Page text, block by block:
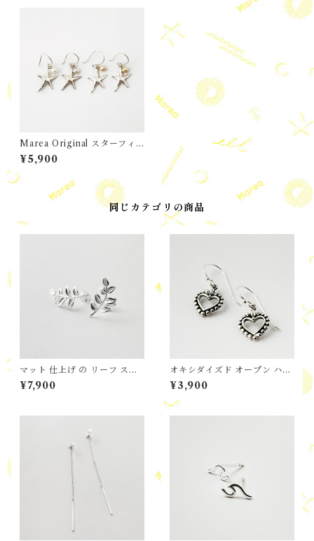
Marea Original スターフィ
ッシュ フックピアス & パー
ル
¥5,900
同じカテゴリの商品
マット 仕上げ の リーフ スタ
ッドピアス
¥7,900
オキシダイズド オープン ハー
ト フックピアス
¥3,900